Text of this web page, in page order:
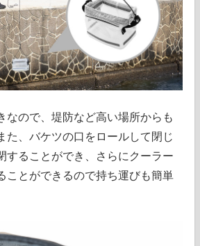
なので、堤防など高い場所からも
た、バケツの口をロールして閉じ
することができ、さらにクーラー
ことができるので持ち運びも簡単